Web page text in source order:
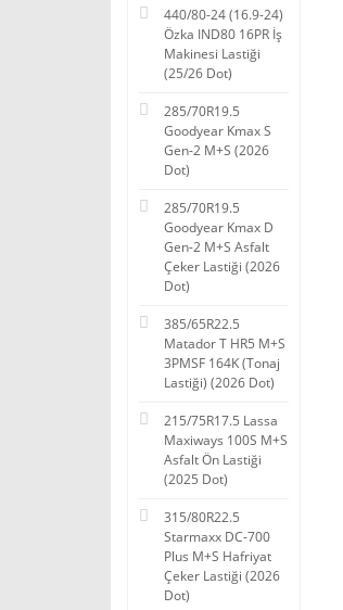
440/80-24 (16.9-24)
Özka IND80 16PR İş
Makinesi Lastiği
(25/26 Dot)
285/70R19.5
Goodyear Kmax S
Gen-2 M+S (2026
Dot)
285/70R19.5
Goodyear Kmax D
Gen-2 M+S Asfalt
Çeker Lastiği (2026
Dot)
385/65R22.5
Matador T HR5 M+S
3PMSF 164K (Tonaj
Lastiği) (2026 Dot)
215/75R17.5 Lassa
Maxiways 100S M+S
Asfalt Ön Lastiği
(2025 Dot)
315/80R22.5
Starmaxx DC-700
Plus M+S Hafriyat
Çeker Lastiği (2026
Dot)